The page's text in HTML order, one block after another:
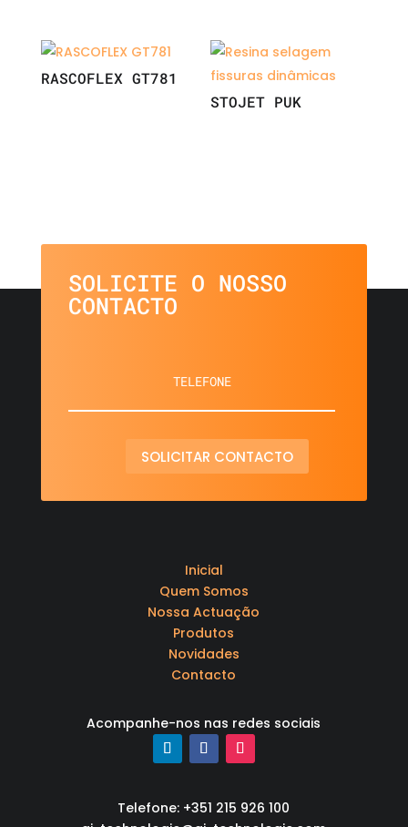
RASCOFLEX GT781
STOJET PUK
SOLICITE O NOSSO
CONTACTO
SOLICITAR CONTACTO
Inicial
Quem Somos
Nossa Actuação
Produtos
Novidades
Contacto
Acompanhe-nos nas redes sociais
Telefone: +351 215 926 100